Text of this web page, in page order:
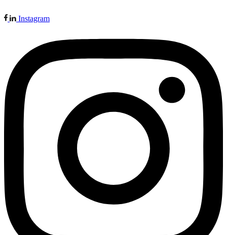
Instagram